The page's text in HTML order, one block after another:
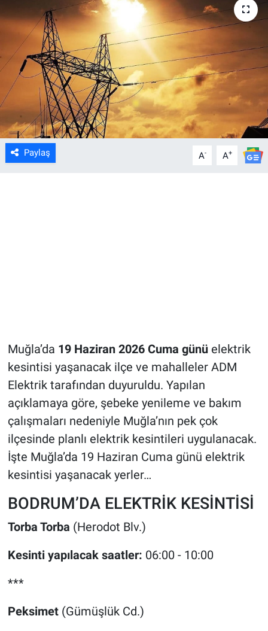
Paylaş A- A+
Muğla’da 19 Haziran 2026 Cuma günüelektrik
kesintisi yaşanacak ilçe ve mahalleler ADM
Elektrik tarafından duyuruldu. Yapılan
açıklamaya göre, şebeke yenileme ve bakım
çalışmaları nedeniyle Muğla’nın pek çok
ilçesinde planlı elektrik kesintileri uygulanacak.
İşte Muğla’da 19 Haziran Cuma günü elektrik
kesintisi yaşanacak yerler…
BODRUM’DA ELEKTRİK KESİNTİSİ
Torba Torba (Herodot Blv.)
Kesinti yapılacak saatler: 06:00 - 10:00
***
Peksimet(Gümüşlük Cd.)